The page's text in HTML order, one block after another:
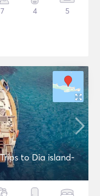
7 4 5
to Dia island-